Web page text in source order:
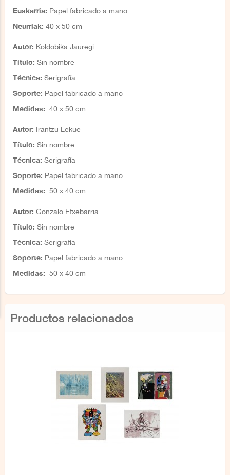
Euskarria: Papel fabricado a mano
Neurriak: 40 x 50 cm
Autor: Koldobika Jauregi
Título: Sin nombre
Técnica: Serigrafía
Soporte: Papel fabricado a mano
Medidas: 40 x 50 cm
Autor: Irantzu Lekue
Título: Sin nombre
Técnica: Serigrafía
Soporte: Papel fabricado a mano
Medidas: 50 x 40 cm
Autor: Gonzalo Etxebarria
Título: Sin nombre
Técnica: Serigrafía
Soporte: Papel fabricado a mano
Medidas: 50 x 40 cm
Productos relacionados